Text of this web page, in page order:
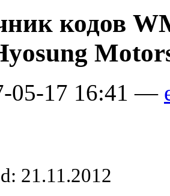
кодов
05-17 16:41 —
21.11.2012